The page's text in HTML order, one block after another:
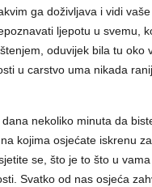
ga doživljava i vidi
ljepotu u svemu,
oduvijek bila tu oko
u carstvo uma nikada
nekoliko minuta da
kojima osjećate iskrenu
se, što je to što u
Svatko od nas osjeća